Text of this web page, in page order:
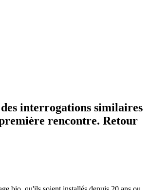
interrogations similaires
rencontre. Retour